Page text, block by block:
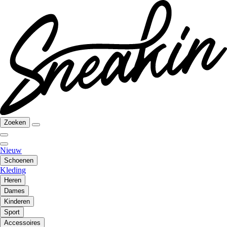
Zoeken
Nieuw
Schoenen
Kleding
Heren
Dames
Kinderen
Sport
Accessoires